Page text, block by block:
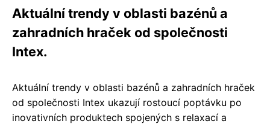
Aktuální trendy v oblasti bazénů a
zahradních hraček od společnosti
Intex.
Aktuální trendy v oblasti bazénů a zahradních hraček
od společnosti Intex ukazují rostoucí poptávku po
inovativních produktech spojených s relaxací a